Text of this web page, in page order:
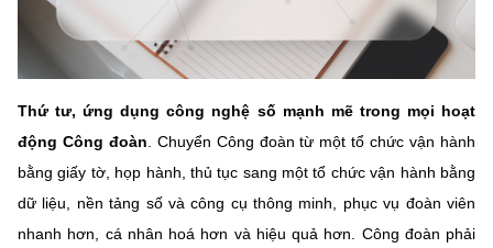
Thứ tư, ứng dụng công nghệ số mạnh mẽ trong mọi hoạt
động Công đoàn . Chuyển Công đoàn từ một tổ chức vận hành
bằng giấy tờ, họp hành, thủ tục sang một tổ chức vận hành bằng
dữ liệu, nền tảng số và công cụ thông minh, phục vụ đoàn viên
nhanh hơn, cá nhân hoá hơn và hiệu quả hơn. Công đoàn phải